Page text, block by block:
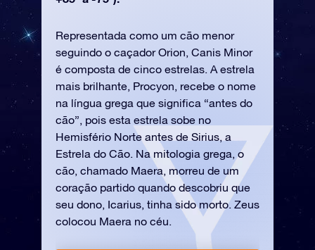
Representada como um cão menor
seguindo o caçador Orion, Canis Minor
é composta de cinco estrelas. A estrela
mais brilhante, Procyon, recebe o nome
na língua grega que significa “antes do
cão”, pois esta estrela sobe no
Hemisfério Norte antes de Sirius, a
Estrela do Cão. Na mitologia grega, o
cão, chamado Maera, morreu de um
coração partido quando descobriu que
seu dono, Icarius, tinha sido morto. Zeus
colocou Maera no céu.